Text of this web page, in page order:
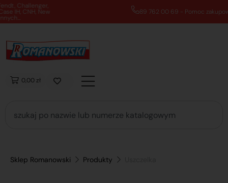
89 762 00 69 - Pomoc zakupowa 7:00 - 16:00
0,00 zł
Sklep Romanowski Produkty